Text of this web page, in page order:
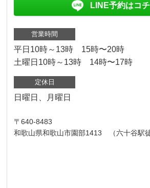
LINE予約はコ
営業時間
平日10時～13時 15時〜20時
土曜日10時～13時 14時〜17時
定休日
日曜日、月曜日
〒640-8483
和歌山県和歌山市園部1413 （六十谷駅徒